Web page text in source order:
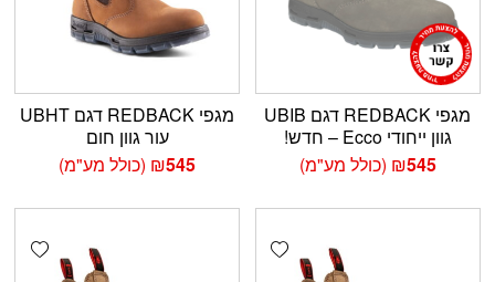
מגפי REDBACK דגם UBIB
גוון ייחודי Ecco – חדש!
₪545 (כולל מע"מ)
מגפי REDBACK דגם UBHT
עור גוון חום
₪545 (כולל מע"מ)
Add wishlist